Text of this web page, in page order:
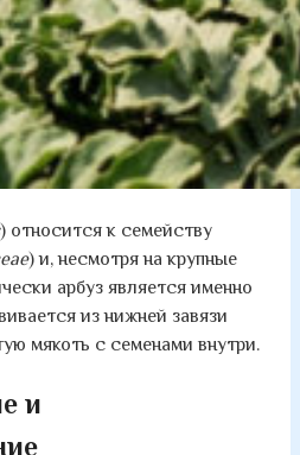
) относится к семейству
) и, несмотря на крупные
арбуз является именно
из нижней завязи
мякоть с семенами внутри.
и